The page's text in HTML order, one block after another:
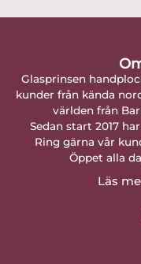
Glasprinsen
kunder från kända
världen från
Sedan start 2017
Ring gärna vår
Öppet alla
Läs